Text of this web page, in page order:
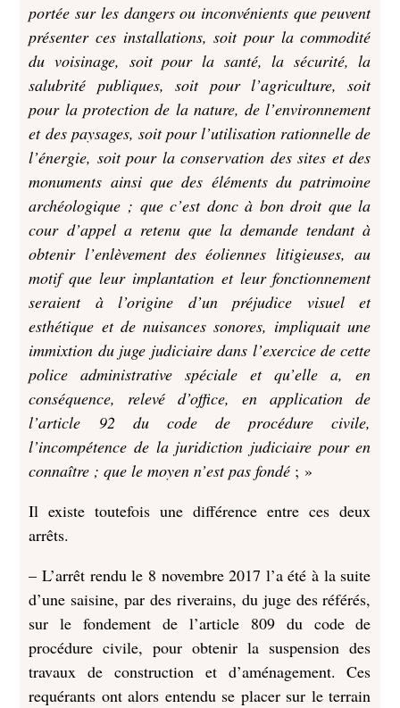
portée sur les dangers ou inconvénients que peuvent
présenter ces installations, soit pour la commodité
du voisinage, soit pour la santé, la sécurité, la
salubrité publiques, soit pour l’agriculture, soit
pour la protection de la nature, de l’environnement
et des paysages, soit pour l’utilisation rationnelle de
l’énergie, soit pour la conservation des sites et des
monuments ainsi que des éléments du patrimoine
archéologique ; que c’est donc à bon droit que la
cour d’appel a retenu que la demande tendant à
obtenir l’enlèvement deséoliennes litigieuses, au
motif que leur implantation et leur fonctionnement
seraient à l’origine d’un préjudice visuel et
esthétique et de nuisances sonores, impliquait une
immixtion du juge judiciaire dans l’exercice de cette
police administrative spéciale et qu’elle a, en
conséquence, relevé d’office, en application de
l’article 92 du code de procédure civile,
l’incompétence de la juridiction judiciaire pour en
connaître ; que le moyen n’est pas fondé ; »
Il existe toutefois une différence entre ces deux
arrêts.
– L’arrêt rendu le 8 novembre 2017 l’a été à la suite
d’une saisine, par des riverains, du juge des référés,
sur le fondement de l’article 809 du code de
procédure civile, pour obtenir la suspension des
travaux de construction et d’aménagement. Ces
requérants ont alors entendu se placer sur le terrain